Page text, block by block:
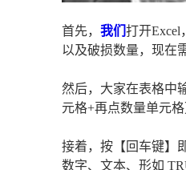
首先， 我们 打开Excel
以及破损数量，现在
然后，大家在表格中
元格+再点数量单元
接着，按【回车键】
数字、文本、形如